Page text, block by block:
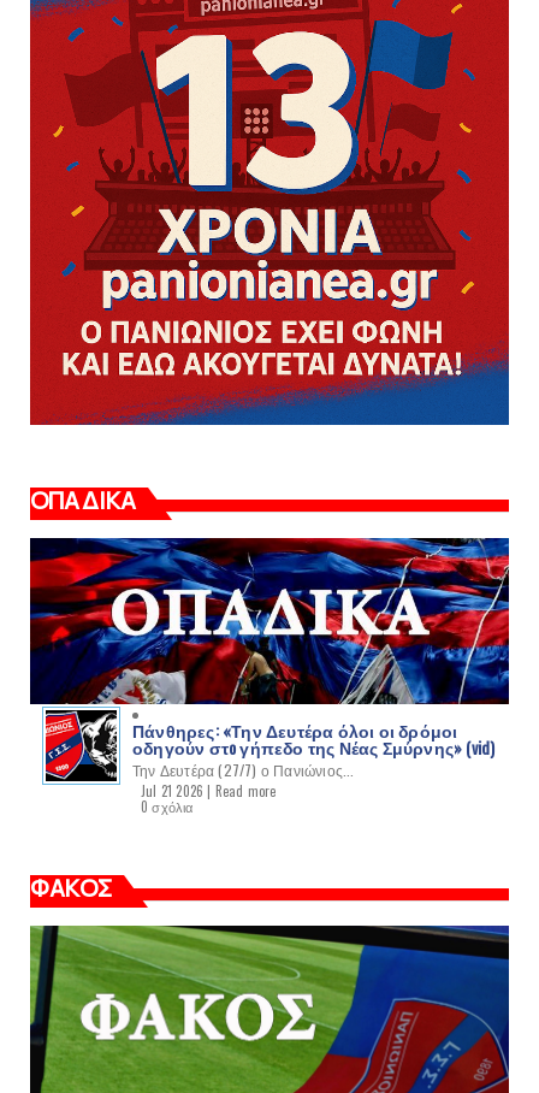
ΟΠΑΔΙΚΑ
Πάνθηρες: «Την Δευτέρα όλοι οι δρόμοι
οδηγούν στo γήπεδο της Νέας Σμύρνης» (vid)
Την Δευτέρα (27/7) ο Πανιώνιος...
Jul 21 2026 | Read more
0 σχόλια
ΦΑΚΟΣ